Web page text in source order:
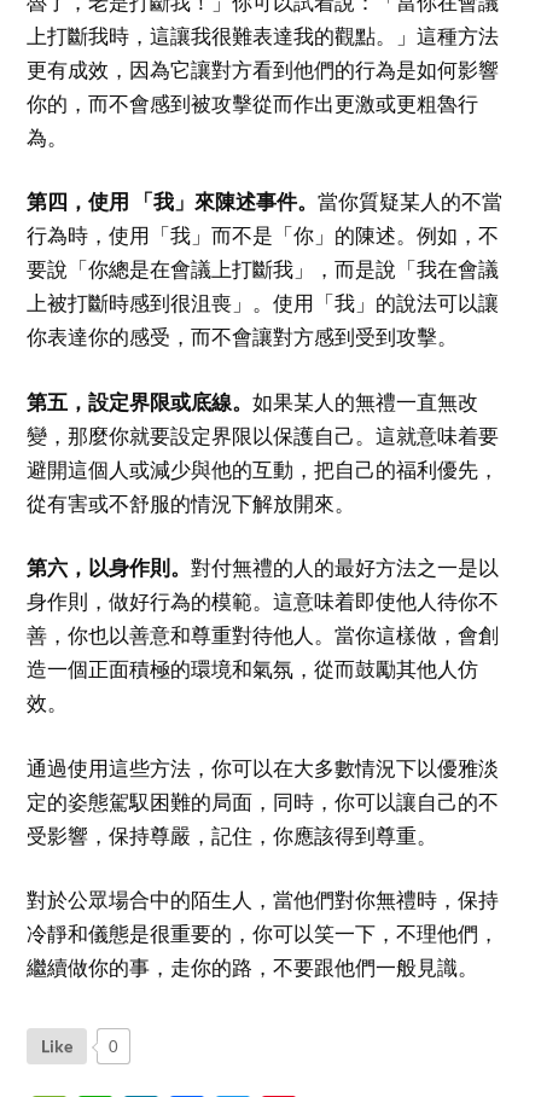
上打斷我時，這讓我很難表達我的觀點。」這種方法
更有成效，因為它讓對方看到他們的行為是如何影響
你的，而不會感到被攻擊從而作出更激或更粗魯行
為。
第四，使用 「我」來陳述事件。當你質疑某人的不當
行為時，使用「我」而不是「你」的陳述。例如，不
要說「你總是在會議上打斷我」，而是說「我在會議
上被打斷時感到很沮喪」。使用「我」的說法可以讓
你表達你的感受，而不會讓對方感到受到攻擊。
第五，設定界限或底線。如果某人的無禮一直無改
變，那麼你就要設定界限以保護自己。這就意味着要
避開這個人或減少與他的互動，把自己的福利優先，
從有害或不舒服的情況下解放開來。
第六，以身作則。對付無禮的人的最好方法之一是以
身作則，做好行為的模範。這意味着即使他人待你不
善，你也以善意和尊重對待他人。當你這樣做，會創
造一個正面積極的環境和氣氛，從而鼓勵其他人仿
效。
通過使用這些方法，你可以在大多數情況下以優雅淡
定的姿態駕馭困難的局面，同時，你可以讓自己的不
受影響，保持尊嚴，記住，你應該得到尊重。
對於公眾場合中的陌生人，當他們對你無禮時，保持
冷靜和儀態是很重要的，你可以笑一下，不理他們，
繼續做你的事，走你的路，不要跟他們一般見識。
Like 0